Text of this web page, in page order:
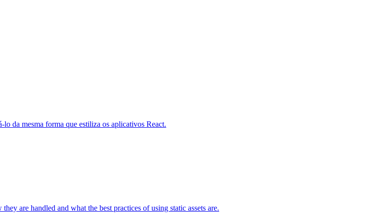
da mesma forma que estiliza os aplicativos React.
are handled and what the best practices of using static assets are.